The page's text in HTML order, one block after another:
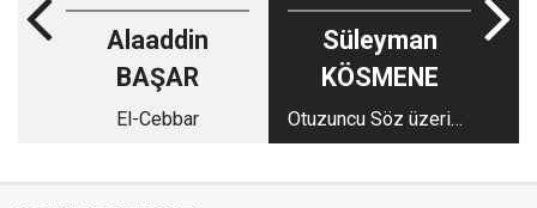
Alaaddin
BAŞAR
El-Cebbar
Süleyman
KÖSMENE
Otuzuncu Söz üzerine
- 1